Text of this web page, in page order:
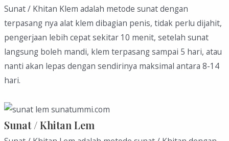
Sunat / Khitan Klem adalah metode sunat dengan
terpasang nya alat klem dibagian penis, tidak perlu dijahit,
pengerjaan lebih cepat sekitar 10 menit, setelah sunat
langsung boleh mandi, klem terpasang sampai 5 hari, atau
nanti akan lepas dengan sendirinya maksimal antara 8-14
hari.
Sunat / Khitan Lem